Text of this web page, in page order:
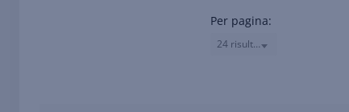
Per pagina:
24 risultati